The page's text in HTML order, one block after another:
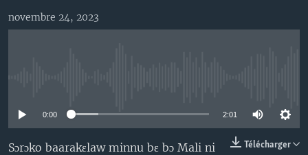
novembre 24, 2023
0:00 2:01
Télécharger
Sɔrɔko baarakɛlaw minnu bɛ bɔ Mali ni